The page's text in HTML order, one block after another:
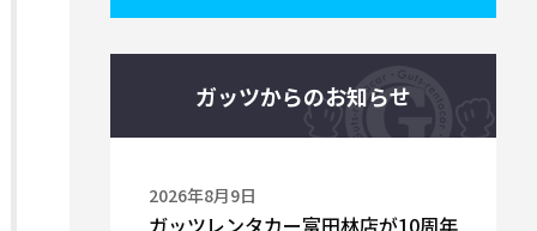
ガッツからのお知らせ
2026年8月9日
ガッツレンタカー富田林店が10周年